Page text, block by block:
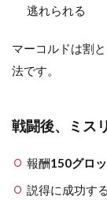
逃れられる
マーコルドは割
法です。
戦闘後、ミス
報酬150グロ
説得に成功す